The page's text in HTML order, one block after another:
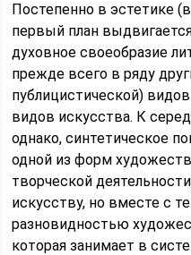
Постепенно в эстетике
первый план
духовное своеобразие
прежде всего в ряду
публицистической)
видов искусства. К
однако, синтетическое
одной из форм
творческой
искусству, но вместе с
разновидностью
которая занимает в